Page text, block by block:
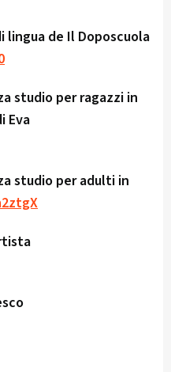
lingua de Il Doposcuola
studio per ragazzi in
Eva
studio per adulti in